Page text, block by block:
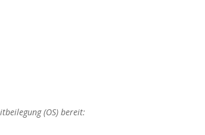
(OS) bereit: